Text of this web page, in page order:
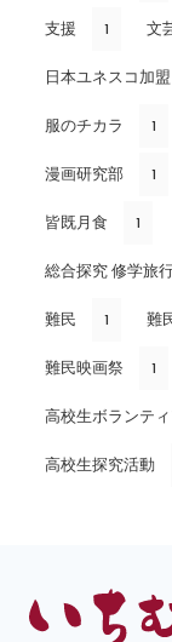
支援 1 文
日本ユネスコ加
服のチカラ 1
漫画研究部 1
皆既月食 1
総合探究 修学旅
難民 1 難
難民映画祭 1
高校生ボランテ
高校生探究活動